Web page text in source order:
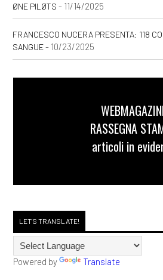
Agosto 2020
[20]Caro e stinto,
Incen: pagina 69
Natura morta, di
Novembre 2019
[20]
ØNE PILØTS - 11/14/2025
FRANCESCO NUCERA PRESENTA: 118
SANGUE- 10/23/2025
RASSEGNA
articoli in
LET'S TRANSLATE!
Powered by Translate